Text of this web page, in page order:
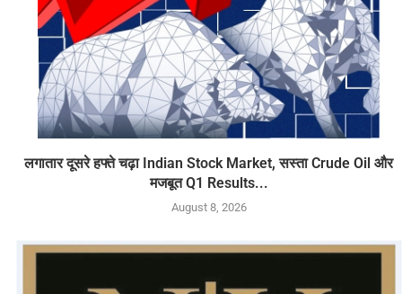
लगातार दूसरे हफ्ते चढ़ा Indian Stock Market, सस्ता Crude Oil और
मजबूत Q1 Results...
August 8, 2026